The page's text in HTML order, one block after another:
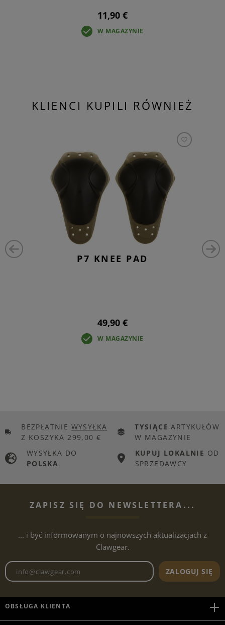
11,90 €
W MAGAZYNIE
KLIENCI KUPILI RÓWNIEŻ
P7 KNEE PAD
49,90 €
W MAGAZYNIE
BEZPŁATNIE WYSYŁKA
Z KOSZYKA 299,00 €
TYSIĄCE ARTYKUŁÓW
W MAGAZYNIE
WYSYŁKA DO
POLSKA
KUPUJ LOKALNIE OD
SPRZEDAWCY
ZAPISZ SIĘ DO NEWSLETTERA...
... i być informowanym o najnowszych aktualizacjach z
Clawgear.
Adres e-mailowy biuletynu
ZALOGUJ SIĘ
OBSŁUGA KLIENTA